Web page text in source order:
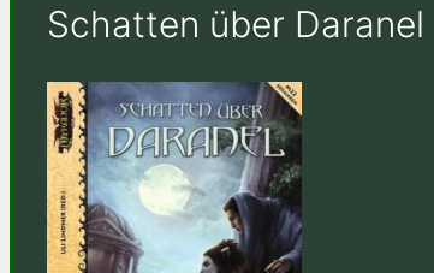
Schatten über Daranel